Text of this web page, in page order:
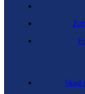
Skąd